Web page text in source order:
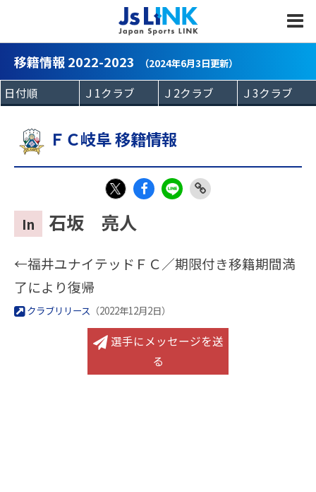
移籍情報 2022-2023 （2024年6月3日更新）
ＦＣ岐阜 移籍情報
eb
In 石坂 亮人
←福井ユナイテッドＦＣ／期限付き移籍期間満
了により復帰
クラブリリース （2022年12月2日）
選手にメッセージを送
る